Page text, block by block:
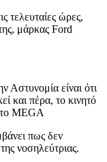
τελευταίες ώρες,
μάρκας Ford
Αστυνομία είναι ότι
και πέρα, το κινητό
MEGA
πως δεν
νοσηλεύτριας.